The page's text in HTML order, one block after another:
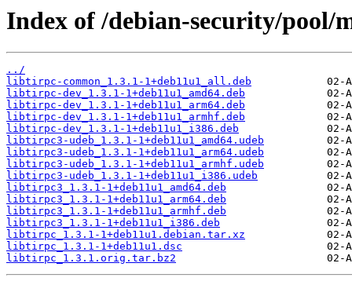
Index of /debian-security/
../
libtirpc-common_1.3.1-1+deb11u1_all.deb
libtirpc-dev_1.3.1-1+deb11u1_amd64.deb
libtirpc-dev_1.3.1-1+deb11u1_arm64.deb
libtirpc-dev_1.3.1-1+deb11u1_armhf.deb
libtirpc-dev_1.3.1-1+deb11u1_i386.deb
libtirpc3-udeb_1.3.1-1+deb11u1_amd64.udeb
libtirpc3-udeb_1.3.1-1+deb11u1_arm64.udeb
libtirpc3-udeb_1.3.1-1+deb11u1_armhf.udeb
libtirpc3-udeb_1.3.1-1+deb11u1_i386.udeb
libtirpc3_1.3.1-1+deb11u1_amd64.deb
libtirpc3_1.3.1-1+deb11u1_arm64.deb
libtirpc3_1.3.1-1+deb11u1_armhf.deb
libtirpc3_1.3.1-1+deb11u1_i386.deb
libtirpc_1.3.1-1+deb11u1.debian.tar.xz
libtirpc_1.3.1-1+deb11u1.dsc
libtirpc_1.3.1.orig.tar.bz2